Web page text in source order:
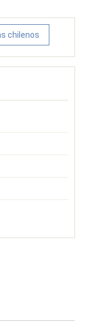
chilenos